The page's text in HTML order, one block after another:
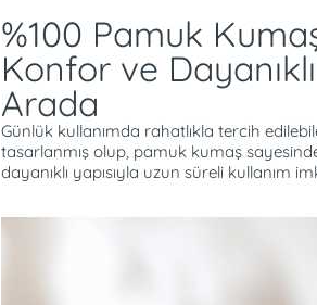
%100 Pamuk
Konfor ve
Arada
Günlük kullanımda rahatlıkla tercih
tasarlanmış olup, pamuk kumaş
dayanıklı yapısıyla uzun süreli kullanım